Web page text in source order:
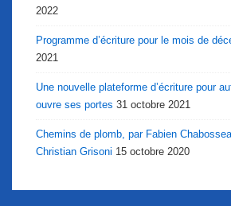
2022
Programme d’écriture pour le mois de
2021
Une nouvelle plateforme d’écriture pour
ouvre ses portes 31 octobre 2021
Chemins de plomb, par Fabien
Christian Grisoni 15 octobre 2020